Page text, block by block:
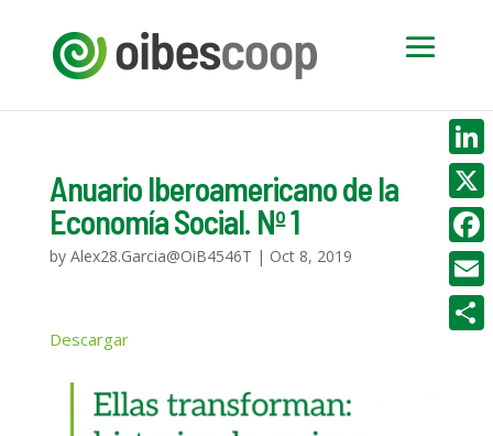
Anuario Iberoamericano de la
Economía Social. Nº 1
by Alex28.Garcia@OiB4546T | Oct 8, 2019
Descargar
X
Email